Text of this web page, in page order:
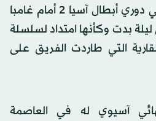
بعدما خسر الفريق نهائي دوري أبطال آسيا 2 أمام غامبا
بنتيجة 0 - 1، في ليلة بدت وكأنها امتداد لسلسلة
التي طاردت الفريق على
آسيوي له في العاصمة